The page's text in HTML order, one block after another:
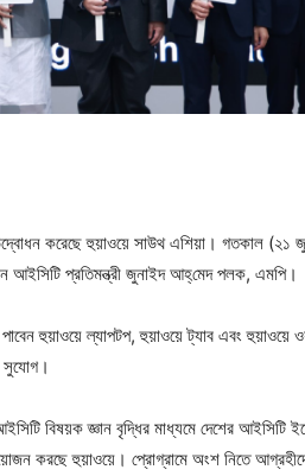
করেছে হুয়াওয়ে সাউথ এশিয়া। গতকাল (২১
প্রতিমন্ত্রী জুনাইদ আহ্‌মেদ পলক, এমপি।
হুয়াওয়ে ল্যাপটপ, হুয়াওয়ে ট্যাব এবং হুয়াওয়ে
সুযোগ।
বিষয়ক জ্ঞান বৃদ্ধির মাধ্যমে দেশের আইসিটি
করছে হুয়াওয়ে। প্রোগ্রামে অংশ নিতে